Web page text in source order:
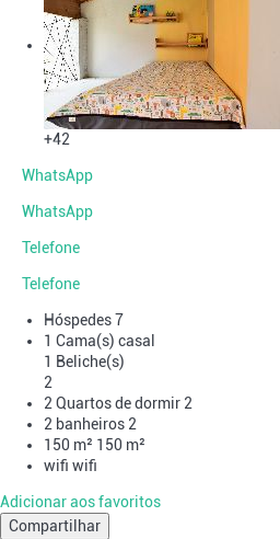
+42
WhatsApp
WhatsApp
Telefone
Telefone
Hóspedes7
1 Cama(s) casal
1 Beliche(s)
2
2 Quartos de dormir 2
2 banheiros 2
150 m² 150 m²
wifi wifi
Adicionar aos favoritos
Compartilhar